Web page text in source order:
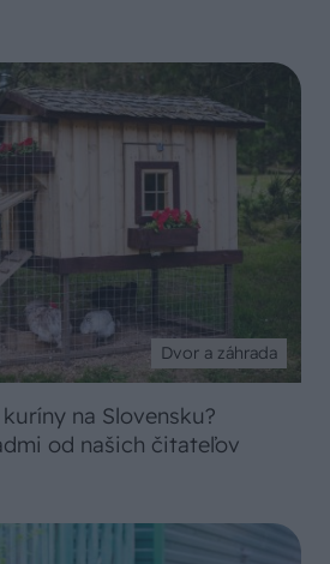
Dvor a záhrada
na Slovensku?
od našich čitateľov